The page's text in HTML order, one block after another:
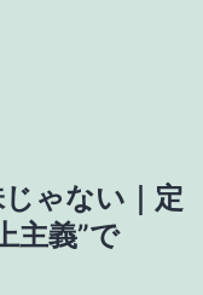
ゃない｜定
主義”で